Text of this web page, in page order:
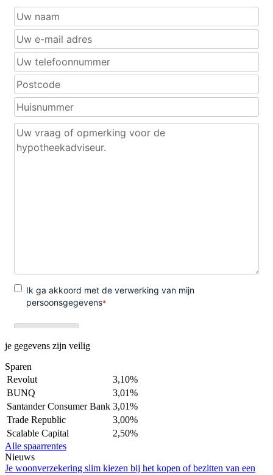
je gegevens zijn veilig
Sparen
Revolut
3,10%
BUNQ
3,01%
Santander Consumer Bank 3,01%
Trade Republic
3,00%
Scalable Capital
2,50%
Alle spaarrentes
Nieuws
Je woonverzekering slim kiezen bij het kopen of bezitten van een